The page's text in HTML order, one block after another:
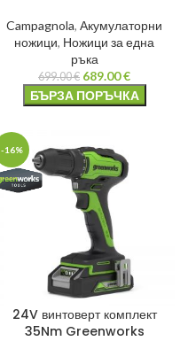
Campagnola, Акумулаторни
ножици, Ножици за една
ръка
699.00€ 689.00€
БЪРЗА ПОРЪЧКА
-16%
24V винтоверт комплект
35Nm Greenworks